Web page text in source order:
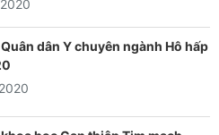
dân Y chuyên ngành Hô hấp